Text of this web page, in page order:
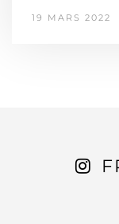
19 MARS 2022